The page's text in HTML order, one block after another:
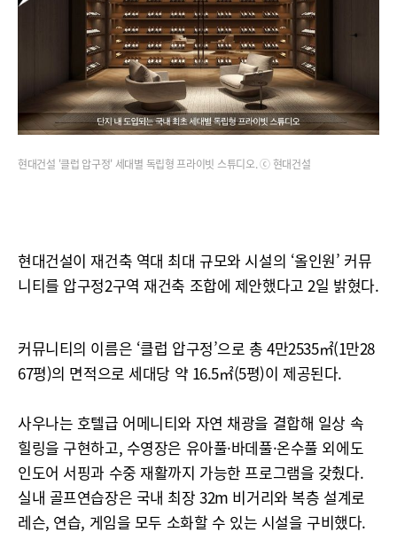
현대건설 '클럽 압구정' 세대별 독립형 프라이빗 스튜디오. ⓒ 현대건설
현대건설이 재건축 역대 최대 규모와 시설의 ‘올인원’ 커뮤
니티를 압구정2구역 재건축 조합에 제안했다고 2일 밝혔다.
커뮤니티의 이름은 ‘클럽 압구정’으로 총 4만2535㎡(1만28
67평)의 면적으로 세대당 약 16.5㎡(5평)이 제공된다.
사우나는 호텔급 어메니티와 자연 채광을 결합해 일상 속
힐링을 구현하고, 수영장은 유아풀·바데풀·온수풀 외에도
인도어 서핑과 수중 재활까지 가능한 프로그램을 갖췄다.
실내 골프연습장은 국내 최장 32m 비거리와 복층 설계로
레슨, 연습, 게임을 모두 소화할 수 있는 시설을 구비했다.